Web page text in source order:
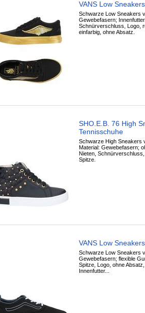
VANS Low
Schwarze Low Sneakers
Gewebefasern;
Schnürverschluss, Logo,
einfarbig, ohne Absatz.
SHO.E.B. 76 High
Tennisschuhe
Schwarze High Sneakers
Material: Gewebefasern;
Nieten,
Spitze.
VANS Low
Schwarze Low Sneakers
Gewebefasern; flexible
Spitze, Logo, ohne
Innenfutter...